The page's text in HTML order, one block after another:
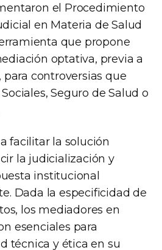
el Procedimiento
en Materia de Salud
que propone
optativa, previa a
controversias que
Seguro de Salud o
facilitar la solución
la judicialización y
institucional
Dada la especificidad de
los mediadores en
esenciales para
técnica y ética en su